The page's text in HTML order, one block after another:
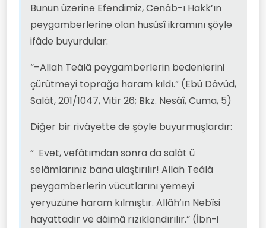
Bunun üzerine Efendimiz, Cenâb-ı Hakk’ın
peygamberlerine olan husûsî ikramını şöyle
ifâde buyurdular:
“–Allah Teâlâ peygamberlerin bedenlerini
çürütmeyi toprağa haram kıldı.” (Ebû Dâvûd,
Salât, 201/1047, Vitir 26; Bkz. Nesâî, Cuma, 5)
Diğer bir rivâyette de şöyle buyurmuşlardır:
“‒Evet, vefâtımdan sonra da salât ü
selâmlarınız bana ulaştırılır! Allah Teâlâ
peygamberlerin vücutlarını yemeyi
yeryüzüne haram kılmıştır. Allâh’ın Nebîsi
hayattadır ve dâimâ rızıklandırılır.” (İbn-i